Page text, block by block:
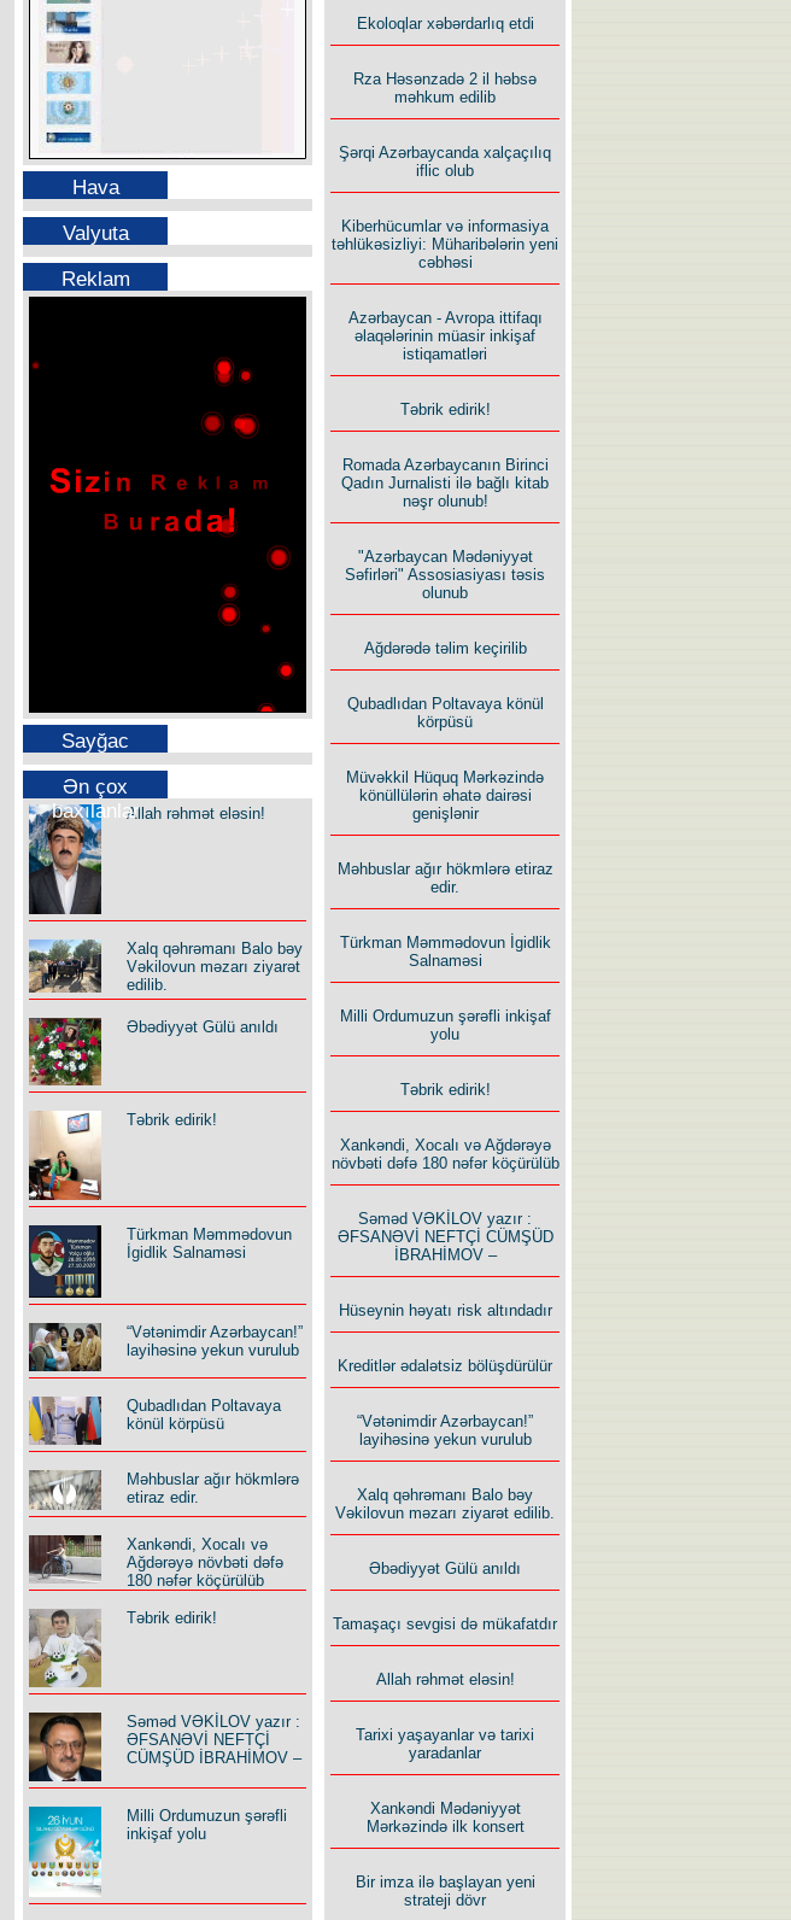
Hava
Valyuta
Reklam
Sayğac
Ən çox
baxılanlarAllah rəhmət eləsin!
Xalq qəhrəmanı Balo bəy
Vəkilovun məzarı ziyarət
edilib.
Əbədiyyət Gülü anıldı
Təbrik edirik!
Türkman Məmmədovun
İgidlik Salnaməsi
“Vətənimdir Azərbaycan!”
layihəsinə yekun vurulub
Qubadlıdan Poltavaya
könül körpüsü
Məhbuslar ağır hökmlərə
etiraz edir.
Xankəndi, Xocalı və
Ağdərəyə növbəti dəfə
180 nəfər köçürülüb
Təbrik edirik!
Səməd VƏKİLOV yazır :
ƏFSANƏVİ NEFTÇİ
CÜMŞÜD İBRAHİMOV –
Milli Ordumuzun şərəfli
inkişaf yolu
Ekoloqlar xəbərdarlıq etdi
Rza Həsənzadə 2 il həbsə
məhkum edilib
Şərqi Azərbaycanda xalçaçılıq
iflic olub
Kiberhücumlar və informasiya
təhlükəsizliyi: Müharibələrin yeni
cəbhəsi
Azərbaycan - Avropa ittifaqı
əlaqələrinin müasir inkişaf
istiqamatləri
Təbrik edirik!
Romada Azərbaycanın Birinci
Qadın Jurnalisti ilə bağlı kitab
nəşr olunub!
"Azərbaycan Mədəniyyət
Səfirləri" Assosiasiyası təsis
olunub
Ağdərədə təlim keçirilib
Qubadlıdan Poltavaya könül
körpüsü
Müvəkkil Hüquq Mərkəzində
könüllülərin əhatə dairəsi
genişlənir
Məhbuslar ağır hökmlərə etiraz
edir.
Türkman Məmmədovun İgidlik
Salnaməsi
Milli Ordumuzun şərəfli inkişaf
yolu
Təbrik edirik!
Xankəndi, Xocalı və Ağdərəyə
növbəti dəfə 180 nəfər köçürülüb
Səməd VƏKİLOV yazır :
ƏFSANƏVİ NEFTÇİ CÜMŞÜD
İBRAHİMOV –
Hüseynin həyatı risk altındadır
Kreditlər ədalətsiz bölüşdürülür
“Vətənimdir Azərbaycan!”
layihəsinə yekun vurulub
Xalq qəhrəmanı Balo bəy
Vəkilovun məzarı ziyarət edilib.
Əbədiyyət Gülü anıldı
Tamaşaçı sevgisi də mükafatdır
Allah rəhmət eləsin!
Tarixi yaşayanlar və tarixi
yaradanlar
Xankəndi Mədəniyyət
Mərkəzində ilk konsert
Bir imza ilə başlayan yeni
strateji dövr